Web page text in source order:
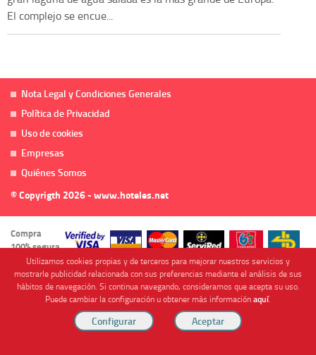
El complejo se encue...
Nota Legal y Condiciones Generales
Política de Privacidad
Uso de cookies
Empresas
Quiénes Somos
© Copyrigth 2026 - www.hoteles.net
Compra
100% segura
Cofinanciado por
Utilizamos cookies propias y de terceros para mejorar nuestros servicios y
mostrarle publicidad relacionada con sus preferencias mediante el análisis de sus
hábitos de navegación. Si continua navegando, consideramos que acepta su uso.
Puede cambiar la configuración u obtener más informaciónaquí.